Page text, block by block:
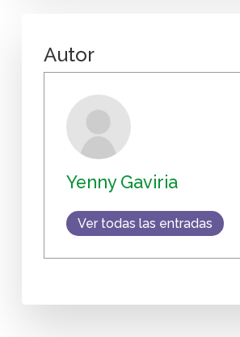
Autor
Yenny Gaviria
Ver todas las entradas